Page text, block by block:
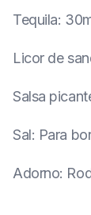
Tequila:
Licor de
Salsa
Sal: Para
Adorno: